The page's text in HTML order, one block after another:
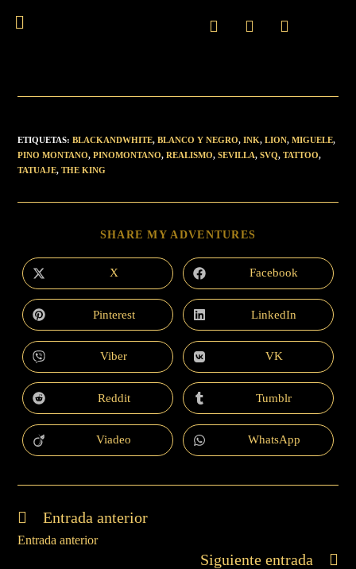
ETIQUETAS:BLACKANDWHITE, BLANCO Y NEGRO, INK, LION, MIGUELE,
PINO MONTANO, PINOMONTANO, REALISMO, SEVILLA, SVQ, TATTOO,
TATUAJE, THE KING
SHARE MY ADVENTURES
X Facebook
Pinterest LinkedIn
Viber VK
Reddit Tumblr
Viadeo WhatsApp
Entrada anterior
Entrada anterior
Siguiente entrada